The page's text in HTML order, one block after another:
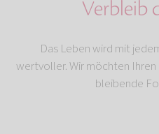
Verbleib
Das Leben wird mit
wertvoller. Wir möchten
bleibende